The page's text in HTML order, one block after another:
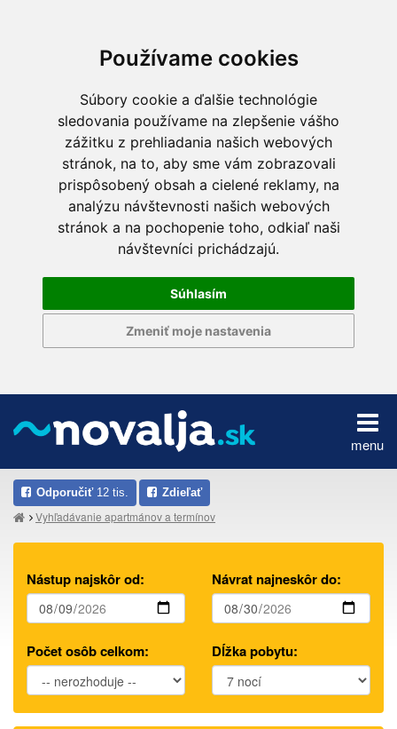
Používame cookies
Súbory cookie a ďalšie technológie
sledovania používame na zlepšenie vášho
zážitku z prehliadania našich webových
stránok, na to, aby sme vám zobrazovali
prispôsobený obsah a cielené reklamy, na
analýzu návštevnosti našich webových
stránok a na pochopenie toho, odkiaľ naši
návštevníci prichádzajú.
Súhlasím
Zmeniť moje nastavenia
menu
Odporučiť12 tis. Zdieľať
Vyhľadávanie apartmánov a termínov
Nástup najskôr od: Návrat najneskôr do:
Počet osôb celkom: Dĺžka pobytu: